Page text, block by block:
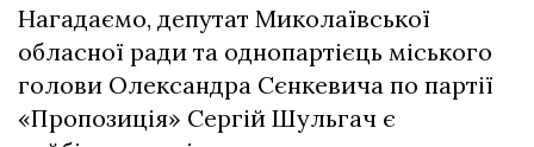
Нагадаємо, депутат Миколаївської
обласної ради та однопартієць міського
голови Олександра Сєнкевича по партії
«Пропозиція» Сергій Шульгач є